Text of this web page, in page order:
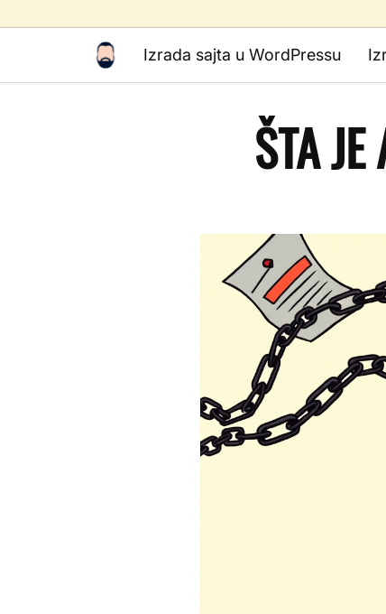
Izrada sajta u WordPressu
ŠTA